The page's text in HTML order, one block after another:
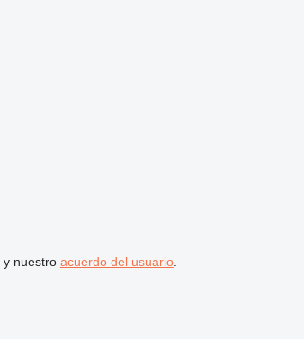
y nuestro acuerdo del usuario.